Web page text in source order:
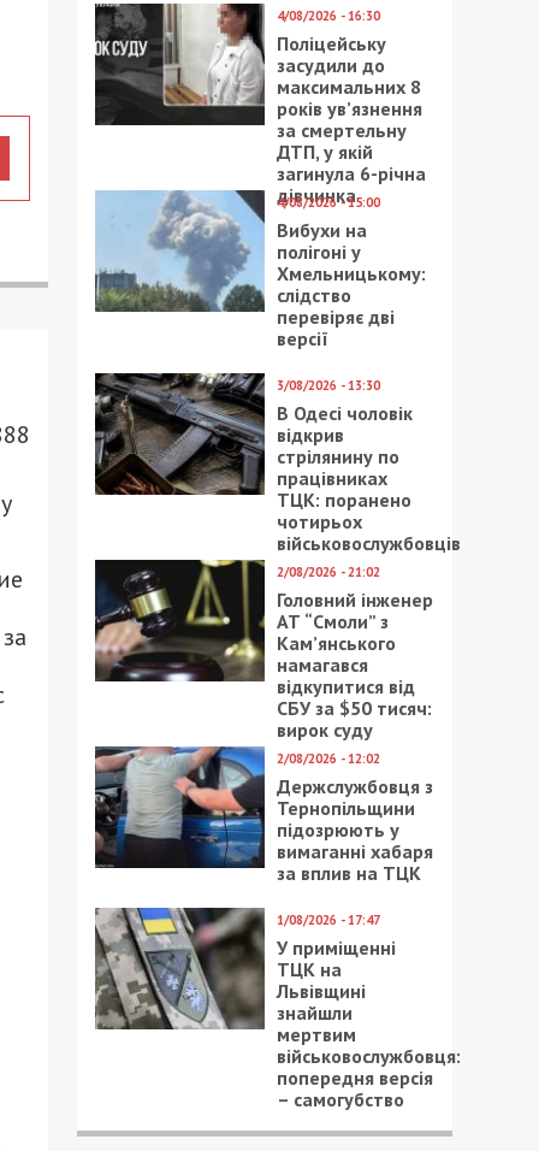
4/08/2026 - 16:30
Поліцейську
засудили до
максимальних 8
років ув’язнення
за смертельну
ДТП, у якій
загинула 6-річна
дівчинка
4/08/2026 - 15:00
Вибухи на
полігоні у
Хмельницькому:
слідство
перевіряє дві
версії
3/08/2026 - 13:30
В Одесі чоловік
відкрив
стрілянину по
працівниках
ТЦК: поранено
чотирьох
військовослужбовців
2/08/2026 - 21:02
Головний інженер
АТ “Смоли” з
Кам’янського
намагався
відкупитися від
СБУ за $50 тисяч:
вирок суду
2/08/2026 - 12:02
Держслужбовця з
Тернопільщини
підозрюють у
вимаганні хабаря
за вплив на ТЦК
1/08/2026 - 17:47
У приміщенні
ТЦК на
Львівщині
знайшли
мертвим
військовослужбовця:
попередня версія
– самогубство